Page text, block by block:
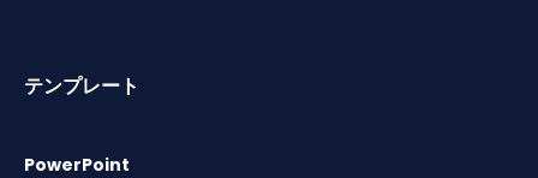
テンプレート
PowerPoint